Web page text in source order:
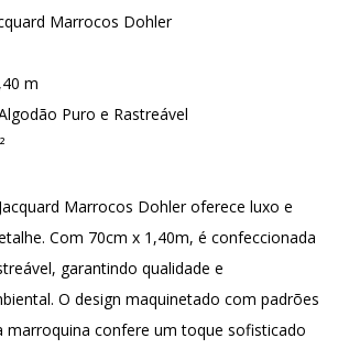
Marrocos Dohler
m
Puro e Rastreável
Marrocos Dohler oferece luxo e
Com 70cm x 1,40m, é confeccionada
garantindo qualidade e
O design maquinetado com padrões
marroquina confere um toque sofisticado